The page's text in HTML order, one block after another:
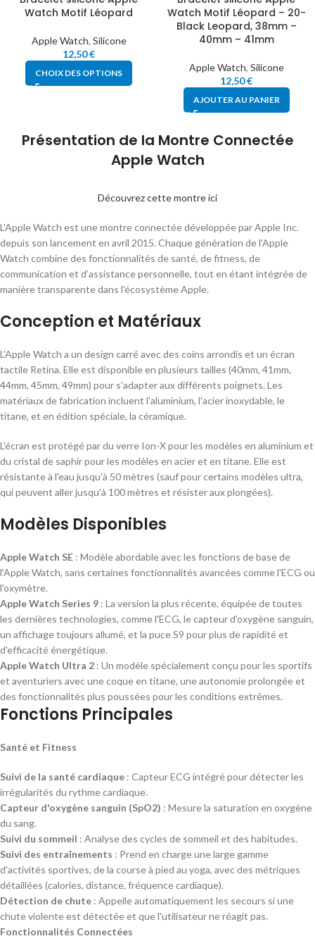
Watch Motif Léopard
Apple Watch, Silicone
12,50€
CHOIX DES OPTIONS
Watch Motif Léopard – 20-
Black Leopard, 38mm –
40mm – 41mm
Apple Watch, Silicone
12,50€
AJOUTER AU PANIER
Présentation de la Montre Connectée
Apple Watch
Découvrez cette montre ici
L'Apple Watch est une montre connectée développée par Apple Inc.
depuis son lancement en avril 2015. Chaque génération de l'Apple
Watch combine des fonctionnalités de santé, de fitness, de
communication et d’assistance personnelle, tout en étant intégrée de
manière transparente dans l'écosystème Apple.
Conception et Matériaux
L'Apple Watch a un design carré avec des coins arrondis et un écran
tactile Retina. Elle est disponible en plusieurs tailles (40mm, 41mm,
44mm, 45mm, 49mm) pour s'adapter aux différents poignets. Les
matériaux de fabrication incluent l'aluminium, l'acier inoxydable, le
titane, et en édition spéciale, la céramique.
L'écran est protégé par du verre Ion-X pour les modèles en aluminium et
du cristal de saphir pour les modèles en acier et en titane. Elle est
résistante à l'eau jusqu'à 50 mètres (sauf pour certains modèles ultra,
qui peuvent aller jusqu'à 100 mètres et résister aux plongées).
Modèles Disponibles
Apple Watch SE : Modèle abordable avec les fonctions de base de
l'Apple Watch, sans certaines fonctionnalités avancées comme l'ECG ou
l'oxymètre.
Apple Watch Series 9 : La version la plus récente, équipée de toutes
les dernières technologies, comme l'ECG, le capteur d'oxygène sanguin,
un affichage toujours allumé, et la puce S9 pour plus de rapidité et
d'efficacité énergétique.
Apple Watch Ultra 2 : Un modèle spécialement conçu pour les sportifs
et aventuriers avec une coque en titane, une autonomie prolongée et
des fonctionnalités plus poussées pour les conditions extrêmes.
Fonctions Principales
Santé et Fitness
Suivi de la santé cardiaque : Capteur ECG intégré pour détecter les
irrégularités du rythme cardiaque.
Capteur d'oxygène sanguin (SpO2) : Mesure la saturation en oxygène
du sang.
Suivi du sommeil : Analyse des cycles de sommeil et des habitudes.
Suivi des entraînements : Prend en charge une large gamme
d'activités sportives, de la course à pied au yoga, avec des métriques
détaillées (calories, distance, fréquence cardiaque).
Détection de chute : Appelle automatiquement les secours si une
chute violente est détectée et que l'utilisateur ne réagit pas.
Fonctionnalités Connectées